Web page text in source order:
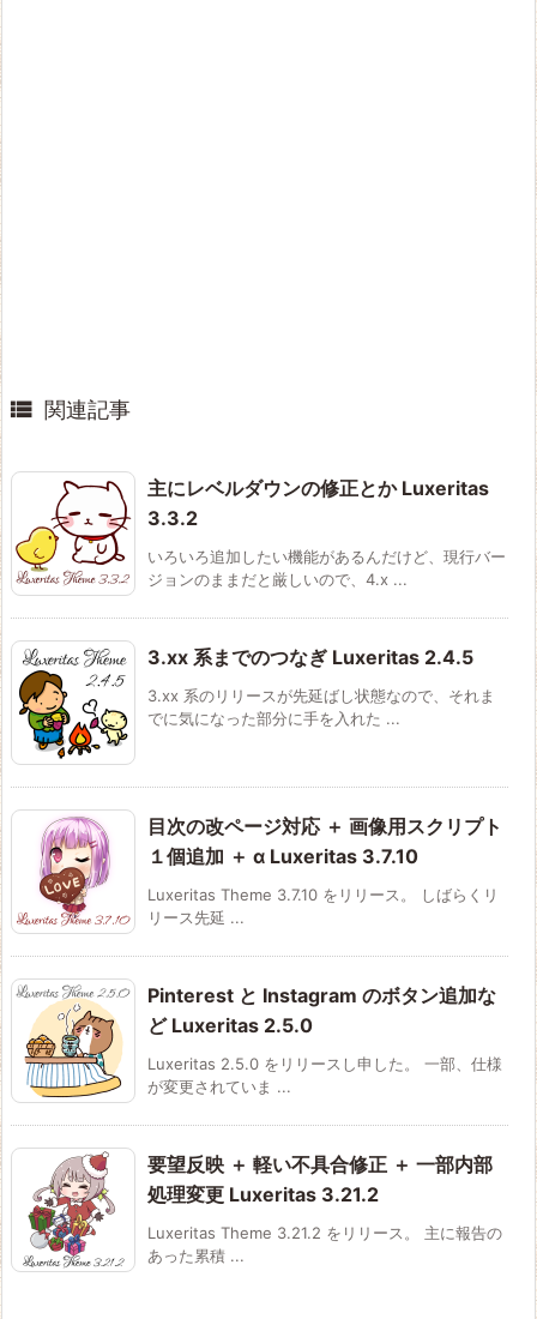
 関連記事
主にレベルダウンの修正とか Luxeritas
3.3.2
いろいろ追加したい機能があるんだけど、現行バー
ジョンのままだと厳しいので、4.x ...
3.xx 系までのつなぎ Luxeritas 2.4.5
3.xx 系のリリースが先延ばし状態なので、それま
でに気になった部分に手を入れた ...
目次の改ページ対応 ＋ 画像用スクリプト
１個追加 ＋ α Luxeritas 3.7.10
Luxeritas Theme 3.7.10 をリリース。 しばらくリ
リース先延 ...
Pinterest と Instagram のボタン追加な
ど Luxeritas 2.5.0
Luxeritas 2.5.0 をリリースし申した。 一部、仕様
が変更されていま ...
要望反映 ＋ 軽い不具合修正 ＋ 一部内部
処理変更 Luxeritas 3.21.2
Luxeritas Theme 3.21.2 をリリース。 主に報告の
あった累積 ...